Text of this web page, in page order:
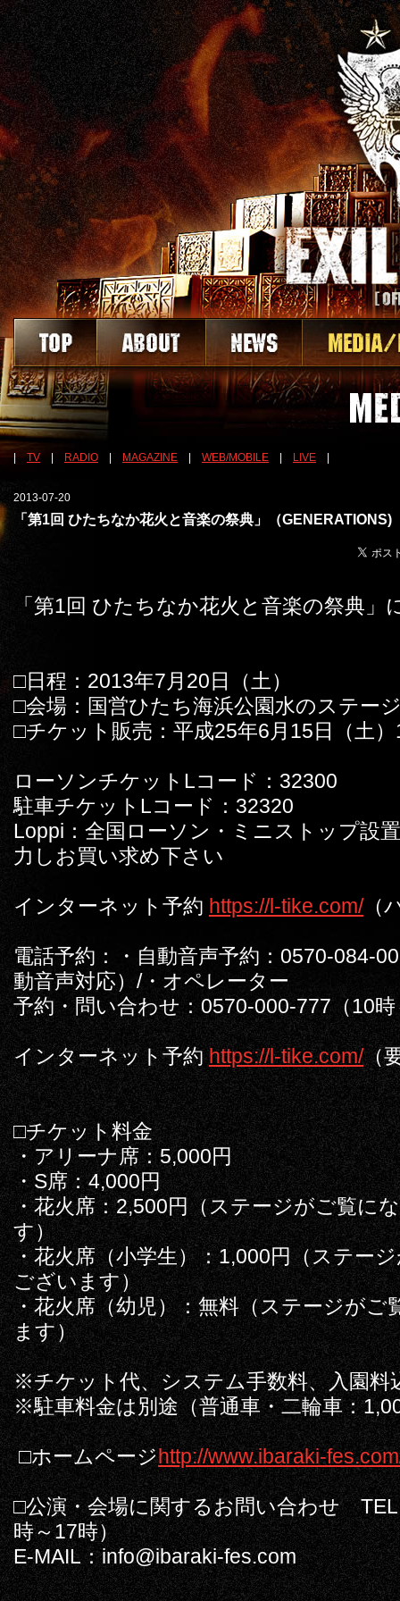
| TV RADIO MAGAZINE WEB/MOBILE LIVE
2013-07-20
「第1回 ひたちなか花火と音楽の祭典」（GENERATIONS)
「第1回 ひたちなか花火と音楽の祭典」
□日程：2013年7月20日（土）
□会場：国営ひたち海浜公園水のステー
□チケット販売：平成25年6月15日（土
ローソンチケットLコード：32300
駐車チケットLコード：32320
Loppi：全国ローソン・ミニストップ設
力しお買い求め下さい
インターネット予約 https://l-tike.com/（
電話予約：・自動音声予約：0570-084-
動音声対応）/・オペレーター
予約・問い合わせ：0570-000-777（10
インターネット予約https://l-tike.com/（
□チケット料金
・アリーナ席：5,000円
・S席：4,000円
・花火席：2,500円（ステージがご覧に
す）
・花火席（小学生）：1,000円（ステー
ございます）
・花火席（幼児）：無料（ステージが
ます）
※チケット代、システム手数料、入園料
※駐車料金は別途（普通車・二輪車：
□ホームページhttp://www.ibaraki-
□公演・会場に関するお問い合わせ
時～17時）
E-MAIL：info@ibaraki-fes.com